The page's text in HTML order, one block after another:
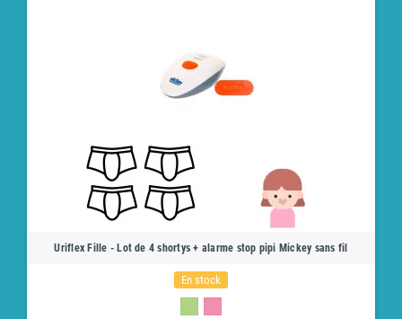
Uriflex Fille - Lot de 4 shortys + alarme stop pipi Mickey sans fil
En stock